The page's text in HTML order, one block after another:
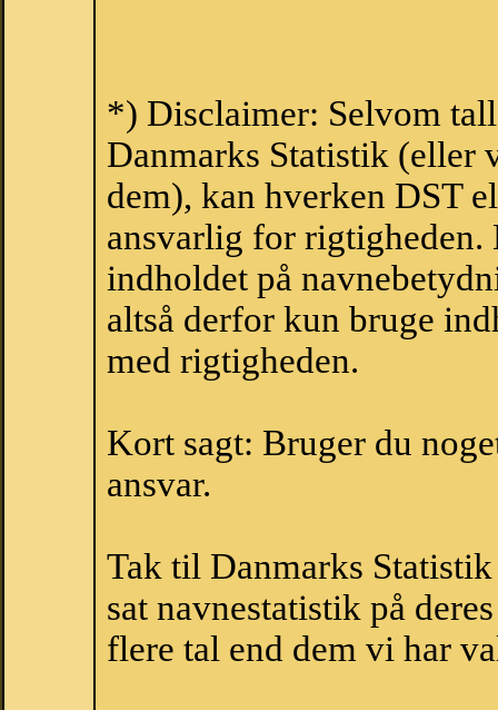
*) Disclaimer: Selvom
Danmarks Statistik (eller
dem), kan hverken DST
ansvarlig for
indholdet på
altså derfor kun bruge
med rigtigheden.
Kort sagt: Bruger du
ansvar.
Tak til Danmarks
sat navnestatistik på
flere tal end dem vi har